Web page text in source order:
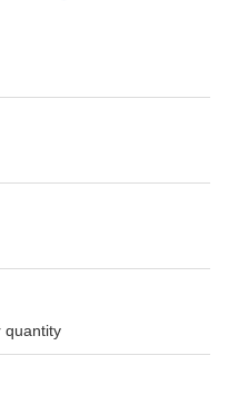
quantity